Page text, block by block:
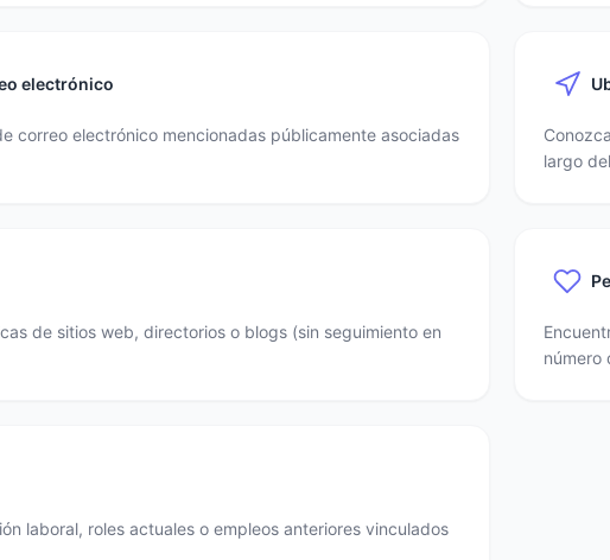
electrónico
correo electrónico mencionadas públicamente asociadas
largo
de sitios web, directorios o blogs (sin seguimiento en
número
laboral, roles actuales o empleos anteriores vinculados